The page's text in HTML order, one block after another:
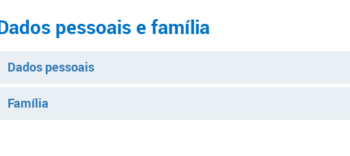
pessoais e família​​​​​
Dados pessoais
Família